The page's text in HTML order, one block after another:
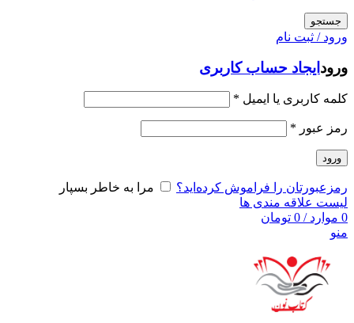
جستجو
ورود / ثبت نام
ورود ایجاد حساب کاربری
کلمه کاربری یا ایمیل *
رمز عبور *
ورود
رمزعبورتان را فراموش کرده‌اید؟
مرا به خاطر بسپار
لیست علاقه مندی ها
0 موارد /
0 تومان
منو